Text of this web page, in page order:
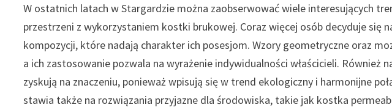
W ostatnich latach w Stargardzie można zaobserwować wiele interesujących
przestrzeni z wykorzystaniem kostki brukowej. Coraz więcej osób decyduje się
kompozycji, które nadają charakter ich posesjom. Wzory geometryczne oraz
a ich zastosowanie pozwala na wyrażenie indywidualności właścicieli. Również
zyskują na znaczeniu, ponieważ wpisują się w trend ekologiczny i harmonijne
stawia także na rozwiązania przyjazne dla środowiska, takie jak kostka